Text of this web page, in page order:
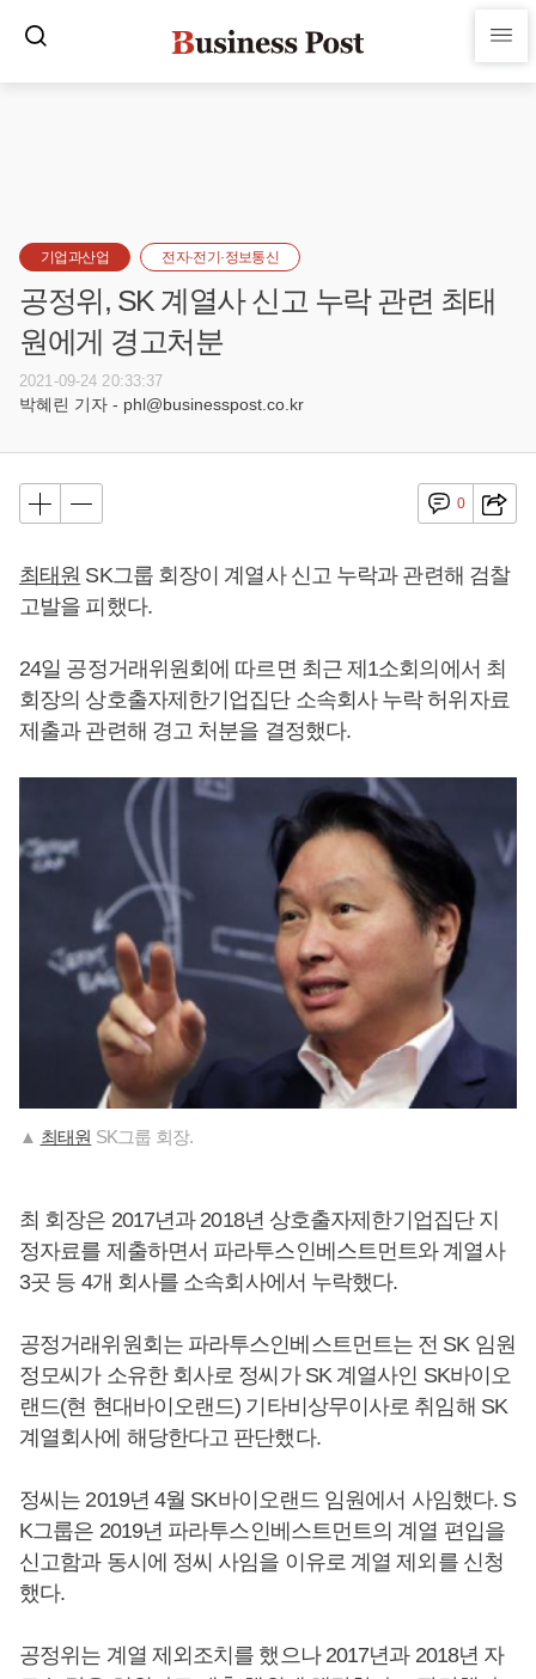
기업과산업 전자·전기·정보통신
공정위, SK 계열사 신고 누락 관련 최태
원에게 경고처분
2021-09-24 20:33:37
박혜린 기자 - phl@businesspost.co.kr
0
최태원 SK그룹 회장이 계열사 신고 누락과 관련해 검찰
고발을 피했다.
24일 공정거래위원회에 따르면 최근 제1소회의에서 최
회장의 상호출자제한기업집단 소속회사 누락 허위자료
제출과 관련해 경고 처분을 결정했다.
▲ 최태원 SK그룹 회장.
최 회장은 2017년과 2018년 상호출자제한기업집단 지
정자료를 제출하면서 파라투스인베스트먼트와 계열사
3곳 등 4개 회사를 소속회사에서 누락했다.
공정거래위원회는 파라투스인베스트먼트는 전 SK 임원
정모씨가 소유한 회사로 정씨가 SK 계열사인 SK바이오
랜드(현 현대바이오랜드) 기타비상무이사로 취임해 SK
계열회사에 해당한다고 판단했다.
정씨는 2019년 4월 SK바이오랜드 임원에서 사임했다. S
K그룹은 2019년 파라투스인베스트먼트의 계열 편입을
신고함과 동시에 정씨 사임을 이유로 계열 제외를 신청
했다.
공정위는 계열 제외조치를 했으나 2017년과 2018년 자